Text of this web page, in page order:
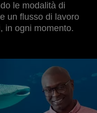
le modalità di
un flusso di lavoro
in ogni momento.